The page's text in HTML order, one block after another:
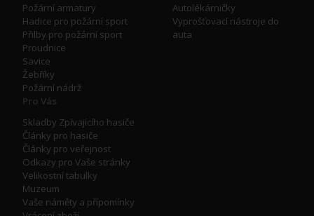
Požární armatury
Hadice pro požární sport
Přilby pro požární sport
Proudnice
Savice
Žebříky
Požární nádrž
Autolékárničky
Vyprošťovací nástroje do
auta
Pro Vás
Skladby Zpívajícího hasiče
Články pro hasiče
Články pro veřejnost
Odkazy pro Vaše stránky
Velikostní tabulky
Muzeum
Vaše náměty a přípomínky